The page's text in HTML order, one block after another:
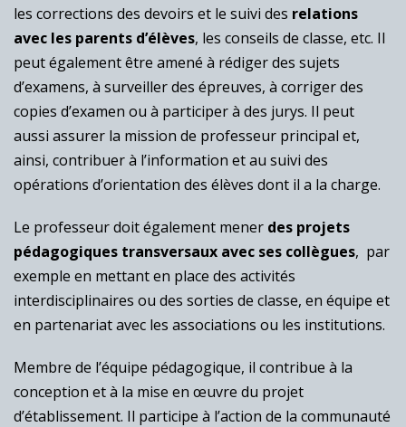
les corrections des devoirs et le suivi des relations
avec les parents d’élèves, les conseils de classe, etc. Il
peut également être amené à rédiger des sujets
d’examens, à surveiller des épreuves, à corriger des
copies d’examen ou à participer à des jurys. Il peut
aussi assurer la mission de professeur principal et,
ainsi, contribuer à l’information et au suivi des
opérations d’orientation des élèves dont il a la charge.
Le professeur doit également mener des projets
pédagogiques transversaux avec ses collègues, par
exemple en mettant en place des activités
interdisciplinaires ou des sorties de classe, en équipe et
en partenariat avec les associations ou les institutions.
Membre de l’équipe pédagogique, il contribue à la
conception et à la mise en œuvre du projet
d’établissement. Il participe à l’action de la communauté